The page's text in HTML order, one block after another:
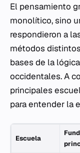
El pensamiento
monolítico, sino
respondieron a
métodos
bases de la
occidentales. A
principales
para entender la
Escuela